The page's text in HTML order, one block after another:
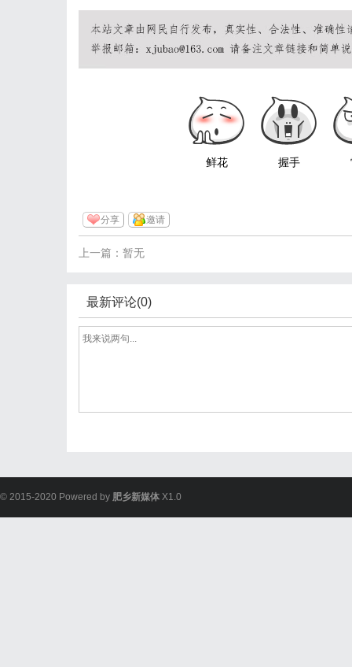
鲜花 握手
分享 邀请
上一篇：暂无
最新评论(0)
© 2015-2020 Powered by 肥乡新媒体 X1.0